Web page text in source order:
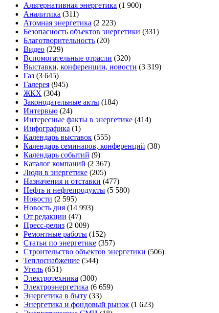
Альтернативная энергетика (1 900)
Аналитика (311)
Атомная энергетика (2 223)
Безопасность объектов энергетики (331)
Благотворительность (20)
Видео (229)
Вспомогательные отрасли (320)
Выставки, конференции, новости (3 319)
Газ (3 645)
Галерея (945)
ЖКХ (304)
Законодательные акты (184)
Интервью (24)
Интересные факты в энергетике (414)
Инфографика (1)
Календарь выставок (555)
Календарь семинаров, конференций (38)
Календарь событий (9)
Каталог компаний (2 367)
Люди в энергетике (205)
Назначения и отставки (477)
Нефть и нефтепродукты (5 580)
Новости (2 595)
Новость дня (14 993)
От редакции (47)
Пресс-релиз (2 009)
Ремонтные работы (152)
Статьи по энергетике (357)
Строительство объектов энергетики (506)
Теплоснабжение (544)
Уголь (651)
Электротехника (300)
Электроэнергетика (6 659)
Энергетика в быту (33)
Энергетика и фондовый рынок (1 623)